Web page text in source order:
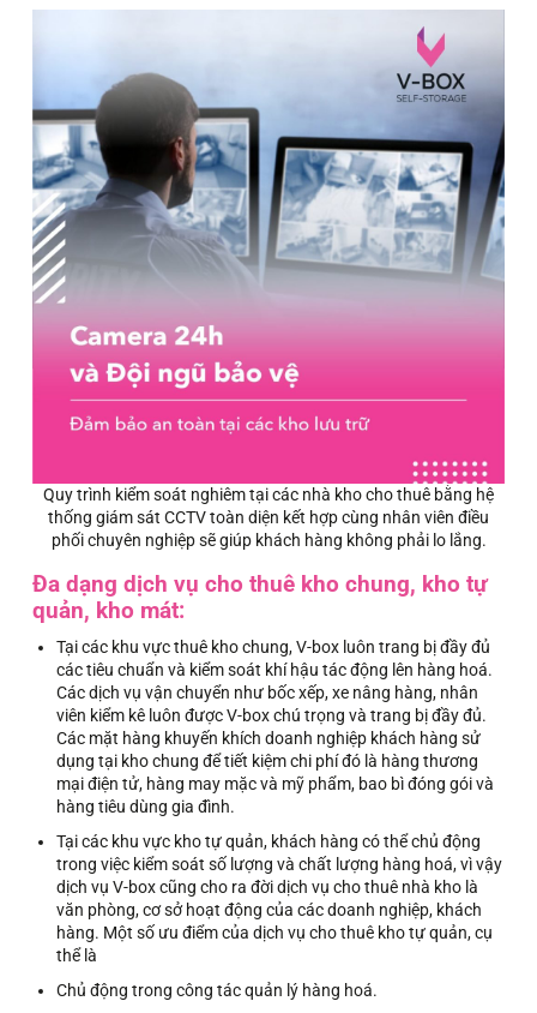
Quy trình kiểm soát nghiêm tại các nhà kho cho thuê bằng hệ
thống giám sát CCTV toàn diện kết hợp cùng nhân viên điều
phối chuyên nghiệp sẽ giúp khách hàng không phải lo lắng.
Đa dạng dịch vụ cho thuê kho chung, kho tự
quản, kho mát:
Tại các khu vực thuê kho chung, V-box luôn trang bị đầy đủ
các tiêu chuẩn và kiểm soát khí hậu tác động lên hàng hoá.
Các dịch vụ vận chuyển như bốc xếp, xe nâng hàng, nhân
viên kiểm kê luôn được V-box chú trọng và trang bị đầy đủ.
Các mặt hàng khuyến khích doanh nghiệp khách hàng sử
dụng tại kho chung để tiết kiệm chi phí đó là hàng thương
mại điện tử, hàng may mặc và mỹ phẩm, bao bì đóng gói và
hàng tiêu dùng gia đình.
Tại các khu vực kho tự quản, khách hàng có thể chủ động
trong việc kiểm soát số lượng và chất lượng hàng hoá, vì vậy
dịch vụ V-box cũng cho ra đời dịch vụ cho thuê nhà kho là
văn phòng, cơ sở hoạt động của các doanh nghiệp, khách
hàng. Một số ưu điểm của dịch vụ cho thuê kho tự quản, cụ
thể là
Chủ động trong công tác quản lý hàng hoá.